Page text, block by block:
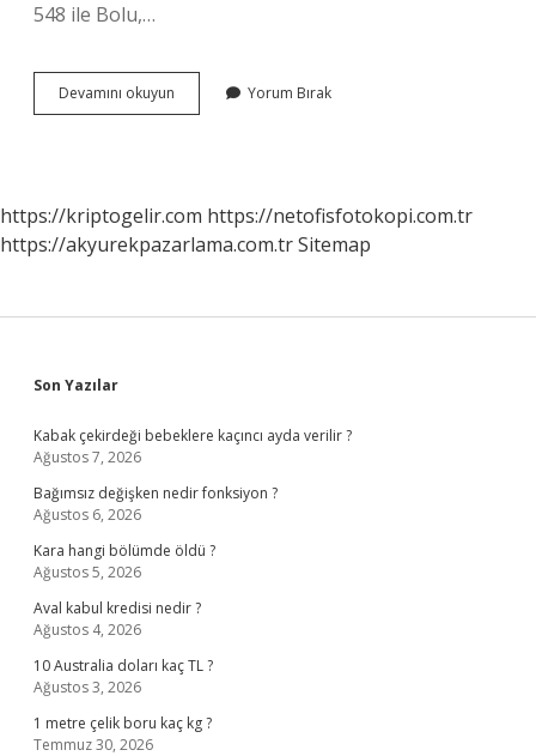
548 ile Bolu,…
Devamını okuyun
Hayvancılığı
Yorum Bırak
https://kriptogelir.com https://netofisfotokopi.com.tr
https://akyurekpazarlama.com.trSitemap
Sidebar
Son Yazılar
Kabak çekirdeği bebeklere kaçıncı ayda verilir ?
Ağustos 7, 2026
Bağımsız değişken nedir fonksiyon ?
Ağustos 6, 2026
Kara hangi bölümde öldü ?
Ağustos 5, 2026
Aval kabul kredisi nedir ?
Ağustos 4, 2026
10 Australia doları kaç TL ?
Ağustos 3, 2026
1 metre çelik boru kaç kg ?
Temmuz 30, 2026